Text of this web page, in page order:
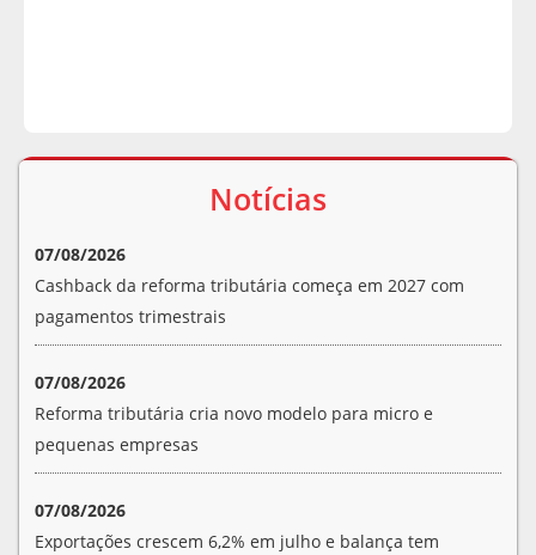
Notícias
07/08/2026
Cashback da reforma tributária começa em 2027 com
pagamentos trimestrais
07/08/2026
Reforma tributária cria novo modelo para micro e
pequenas empresas
07/08/2026
Exportações crescem 6,2% em julho e balança tem